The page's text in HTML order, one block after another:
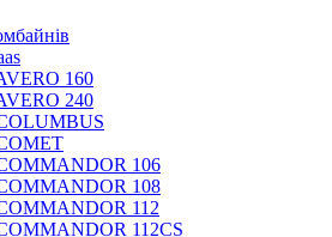
160
240
106
108
112
112CS